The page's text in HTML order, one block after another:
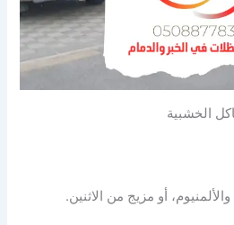
الخشبية
أو مزيج من الاثنين.